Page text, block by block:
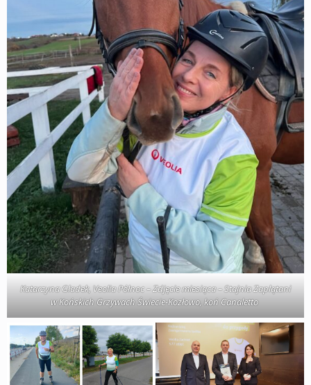
Katarzyna Gładek, Veolia Północ – Zdjęcie miesiąca – Stajnia Zaplątani
w Końskich Grzywach Świecie-Kozłowo, koń Canaletto